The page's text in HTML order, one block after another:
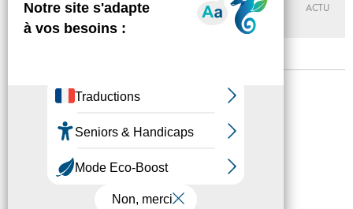
MABA
ACTU
Accessibilité
Presse